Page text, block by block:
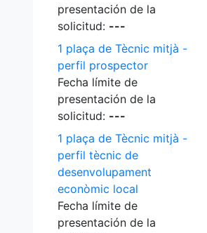
presentación de la
solicitud: ---
1 plaça de Tècnic mitjà -
perfil prospector
Fecha límite de
presentación de la
solicitud: ---
1 plaça de Tècnic mitjà -
perfil tècnic de
desenvolupament
econòmic local
Fecha límite de
presentación de la